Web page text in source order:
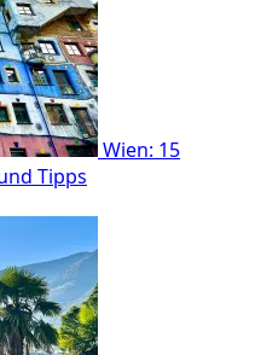
Wien: 15
Tipps